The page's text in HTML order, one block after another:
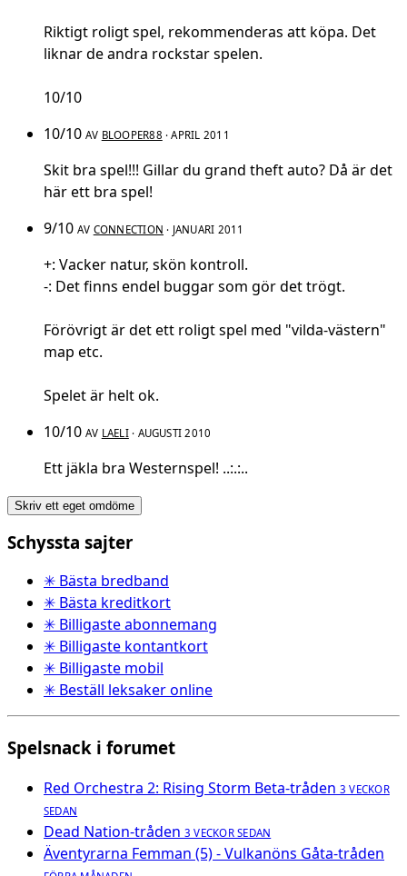
Riktigt roligt spel, rekommenderas att köpa. Det
liknar de andra rockstar spelen.
10/10
10/10 AV BLOOPER88 · APRIL 2011
Skit bra spel!!! Gillar du grand theft auto? Då är det
här ett bra spel!
9/10 AV CONNECTION · JANUARI 2011
+: Vacker natur, skön kontroll.
-: Det finns endel buggar som gör det trögt.
Förövrigt är det ett roligt spel med "vilda-västern"
map etc.
Spelet är helt ok.
10/10 AV LAELI· AUGUSTI 2010
Ett jäkla bra Westernspel! ..:.:..
Skriv ett eget omdöme
Schyssta sajter
✳ Bästa bredband
✳ Bästa kreditkort
✳ Billigaste abonnemang
✳ Billigaste kontantkort
✳ Billigaste mobil
✳ Beställ leksaker online
Spelsnack i forumet
Red Orchestra 2: Rising Storm Beta-tråden 3 VECKOR
SEDAN
Dead Nation-tråden 3 VECKOR SEDAN
Äventyrarna Femman (5) - Vulkanöns Gåta-tråden